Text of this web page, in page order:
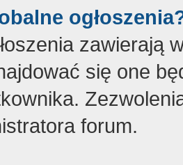
zawierają
się one
forum.